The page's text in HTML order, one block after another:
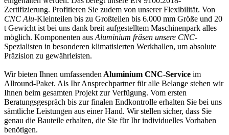
Zertifizierung. Profitieren Sie zudem von unserer Flexibilität. Von
CNC Alu-Kleinteilen bis zu Großteilen bis 6.000 mm Größe und 20
t Gewicht ist bei uns dank breit aufgestelltem Maschinenpark alles
möglich. Komponenten aus Aluminium fräsen unsere CNC-
Spezialisten in besonderen klimatisierten Werkhallen, um absolute
Präzision zu gewährleisten.
Wir bieten Ihnen umfassenden Aluminium CNC-Service im
Allround-Paket. Als Ihr Ansprechpartner für alle Belange stehen wir
Ihnen beim gesamten Projekt zur Verfügung. Vom ersten
Beratungsgespräch bis zur finalen Endkontrolle erhalten Sie bei uns
sämtliche Leistungen aus einer Hand. Wir stellen sicher, dass Sie
genau die Bauteile erhalten, die Sie für Ihr individuelles Vorhaben
benötigen.